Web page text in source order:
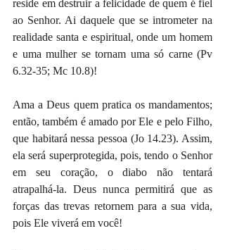
reside em destruir a felicidade de quem é fiel
ao Senhor. Ai daquele que se intrometer na
realidade santa e espiritual, onde um homem
e uma mulher se tornam uma só carne (Pv
6.32-35; Mc 10.8)!
Ama a Deus quem pratica os mandamentos;
então, também é amado por Ele e pelo Filho,
que habitará nessa pessoa (Jo 14.23). Assim,
ela será superprotegida, pois, tendo o Senhor
em seu coração, o diabo não tentará
atrapalhá-la. Deus nunca permitirá que as
forças das trevas retornem para a sua vida,
pois Ele viverá em você!